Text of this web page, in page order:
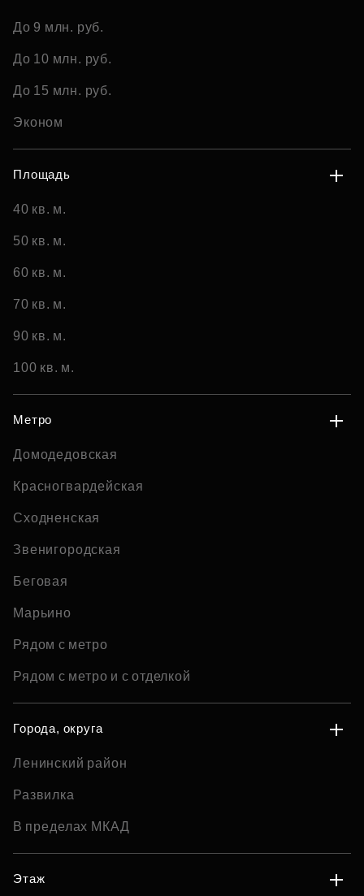
До 9 млн. руб.
До 10 млн. руб.
До 15 млн. руб.
Эконом
Площадь
40 кв. м.
50 кв. м.
60 кв. м.
70 кв. м.
90 кв. м.
100 кв. м.
Метро
Домодедовская
Красногвардейская
Сходненская
Звенигородская
Беговая
Марьино
Рядом с метро
Рядом с метро и с отделкой
Города, округа
Ленинский район
Развилка
В пределах МКАД
Этаж